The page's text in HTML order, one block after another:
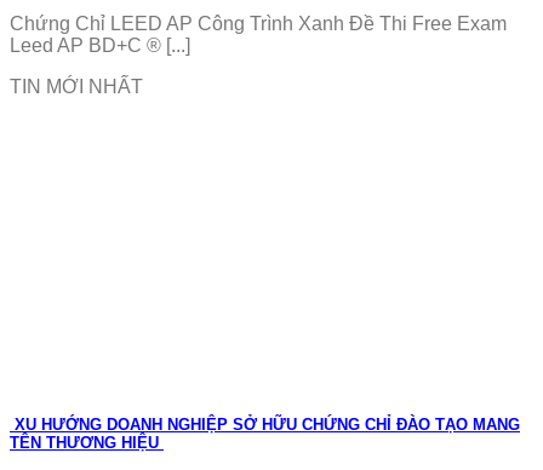
Chứng Chỉ LEED AP Công Trình Xanh Đề Thi Free Exam
Leed AP BD+C ® [...]
TIN MỚI NHẤT
XU HƯỚNG DOANH NGHIỆP SỞ HỮU CHỨNG CHỈ ĐÀO TẠO MANG
TÊN THƯƠNG HIỆU